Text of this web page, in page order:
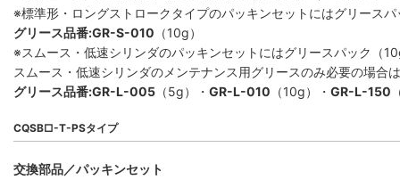
※標準形・ロングストロークタイプのパッキンセットにはグリース
グリース品番:GR-S-010 （10g）
※スムース・低速シリンダのパッキンセットにはグリースパック（
スムース・低速シリンダのメンテナンス用グリースのみ必要の場合
グリース品番:GR-L-005 （5g）・ GR-L-010 （10g）・ GR-L-150
CQSB□-T-PSタイプ
交換部品／パッキンセット